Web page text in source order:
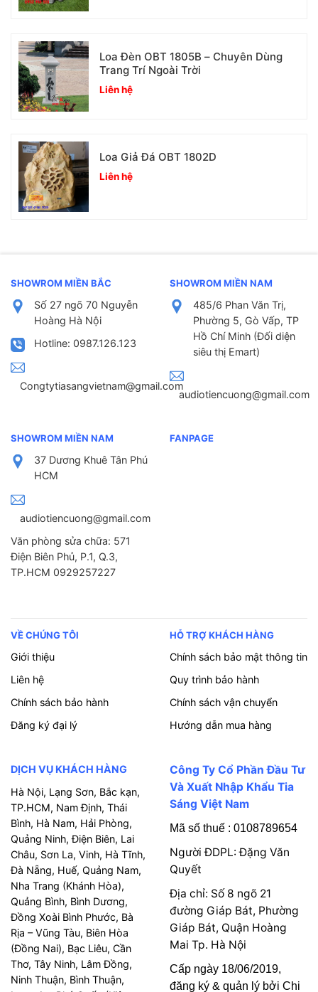
Loa Đèn OBT 1805B – Chuyên Dùng
Trang Trí Ngoài Trời
Liên hệ
Loa Giả Đá OBT 1802D
Liên hệ
SHOWROM MIỀN BẮC
Số 27 ngõ 70 Nguyễn
Hoàng Hà Nội
Hotline: 0987.126.123
Congtytiasangvietnam@gmail.com
SHOWROM MIỀN NAM
485/6 Phan Văn Trị,
Phường 5, Gò Vấp, TP
Hồ Chí Minh (Đối diện
siêu thị Emart)
audiotiencuong@gmail.com
SHOWROM MIỀN NAM
37 Dương Khuê Tân Phú
HCM
audiotiencuong@gmail.com
Văn phòng sửa chữa: 571
Điện Biên Phủ, P.1, Q.3,
TP.HCM 0929257227
FANPAGE
VỀ CHÚNG TÔI
Giới thiệu
Liên hệ
Chính sách bảo hành
Đăng ký đại lý
HỖ TRỢ KHÁCH HÀNG
Chính sách bảo mật thông tin
Quy trình bảo hành
Chính sách vận chuyển
Hướng dẫn mua hàng
DỊCH VỤ KHÁCH HÀNG
Hà Nội, Lạng Sơn, Bắc kạn,
TP.HCM, Nam Định, Thái
Bình, Hà Nam, Hải Phòng,
Quảng Ninh, Điện Biên, Lai
Châu, Sơn La, Vinh, Hà Tĩnh,
Đà Nẵng, Huế, Quảng Nam,
Nha Trang (Khánh Hòa),
Quảng Bình, Bình Dương,
Đồng Xoài Bình Phước, Bà
Rịa – Vũng Tàu, Biên Hòa
(Đồng Nai), Bạc Liêu, Cần
Thơ, Tây Ninh, Lâm Đồng,
Ninh Thuận, Bình Thuận,
Công Ty Cổ Phần Đầu Tư
Và Xuất Nhập Khẩu Tia
Sáng Việt Nam
Mã số thuế : 0108789654
Người ĐDPL: Đặng Văn
Quyết
Địa chỉ: Số 8 ngõ 21
đường Giáp Bát, Phường
Giáp Bát, Quận Hoàng
Mai Tp. Hà Nội
Cấp ngày 18/06/2019,
đăng ký & quản lý bởi Chi